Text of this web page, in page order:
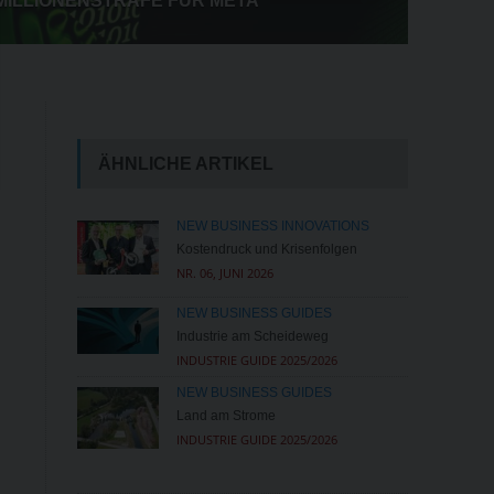
ÄHNLICHE ARTIKEL
NEW BUSINESS INNOVATIONS
Kostendruck und Krisenfolgen
NR. 06, JUNI 2026
NEW BUSINESS GUIDES
Industrie am Scheideweg
INDUSTRIE GUIDE 2025/2026
NEW BUSINESS GUIDES
Land am Strome
INDUSTRIE GUIDE 2025/2026